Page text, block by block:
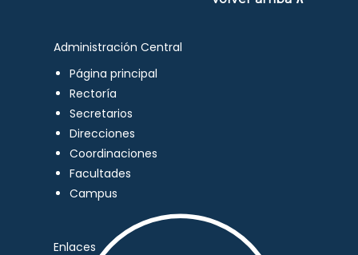
Administración Central
Página principal
Rectoría
Secretarios
Direcciones
Coordinaciones
Facultades
Campus
Enlaces